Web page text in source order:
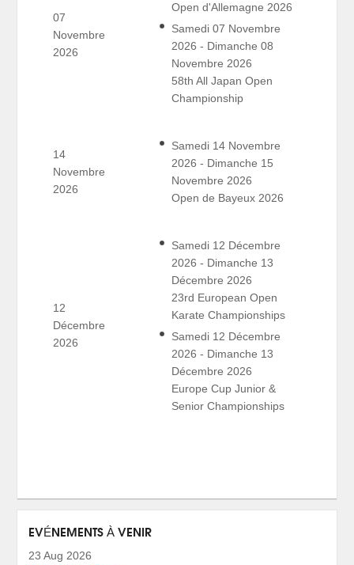
07
Novembre
2026
Open d'Allemagne 2026
Samedi 07 Novembre
2026 - Dimanche 08
Novembre 2026
58th All Japan Open
Championship
14
Novembre
2026
Samedi 14 Novembre
2026 - Dimanche 15
Novembre 2026
Open de Bayeux 2026
12
Décembre
2026
Samedi 12 Décembre
2026 - Dimanche 13
Décembre 2026
23rd European Open
Karate Championships
Samedi 12 Décembre
2026 - Dimanche 13
Décembre 2026
Europe Cup Junior &
Senior Championships
EVÉNEMENTS À VENIR
23 Aug 2026